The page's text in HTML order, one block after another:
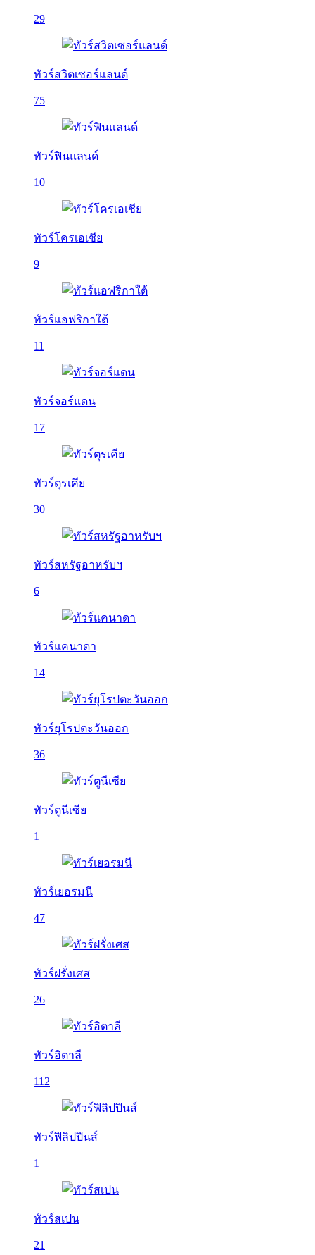
29
ทัวร์สวิตเซอร์แลนด์
75
ทัวร์ฟินแลนด์
10
ทัวร์โครเอเชีย
9
ทัวร์แอฟริกาใต้
11
ทัวร์จอร์แดน
17
ทัวร์ตุรเคีย
30
ทัวร์สหรัฐอาหรับฯ
6
ทัวร์แคนาดา
14
ทัวร์ยุโรปตะวันออก
36
ทัวร์ตูนีเซีย
1
ทัวร์เยอรมนี
47
ทัวร์ฝรั่งเศส
26
ทัวร์อิตาลี
112
ทัวร์ฟิลิปปินส์
1
ทัวร์สเปน
21